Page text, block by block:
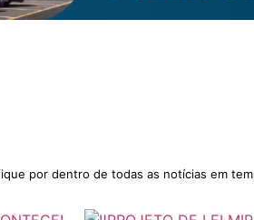
por dentro de todas as notícias em